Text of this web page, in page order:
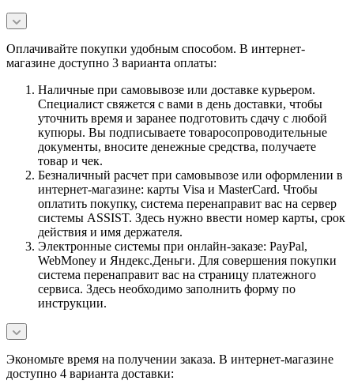
Оплачивайте покупки удобным способом. В интернет-
магазине доступно 3 варианта оплаты:
Наличные при самовывозе или доставке курьером.
Специалист свяжется с вами в день доставки, чтобы
уточнить время и заранее подготовить сдачу с любой
купюры. Вы подписываете товаросопроводительные
документы, вносите денежные средства, получаете
товар и чек.
Безналичный расчет при самовывозе или оформлении в
интернет-магазине: карты Visa и MasterCard. Чтобы
оплатить покупку, система перенаправит вас на сервер
системы ASSIST. Здесь нужно ввести номер карты, срок
действия и имя держателя.
Электронные системы при онлайн-заказе: PayPal,
WebMoney и Яндекс.Деньги. Для совершения покупки
система перенаправит вас на страницу платежного
сервиса. Здесь необходимо заполнить форму по
инструкции.
Экономьте время на получении заказа. В интернет-магазине
доступно 4 варианта доставки: